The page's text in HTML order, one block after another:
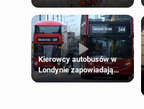
supermarketów
Kierowcy autobusów w
Londynie zapowiadają
strajki